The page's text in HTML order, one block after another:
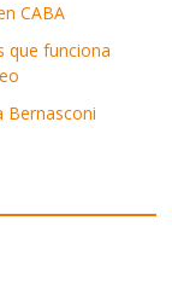
CABA
que funciona
Bernasconi